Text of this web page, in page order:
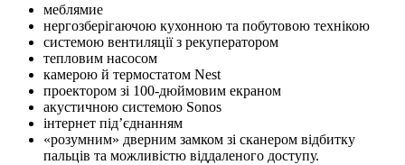
меблямие
нергозберігаючою кухонною та побутовою технікою
системою вентиляції з рекуператором
тепловим насосом
камерою й термостатом Nest
проектором зі 100-дюймовим екраном
акустичною системою Sonos
інтернет під’єднанням
«розумним» дверним замком зі сканером відбитку
пальців та можливістю віддаленого доступу.